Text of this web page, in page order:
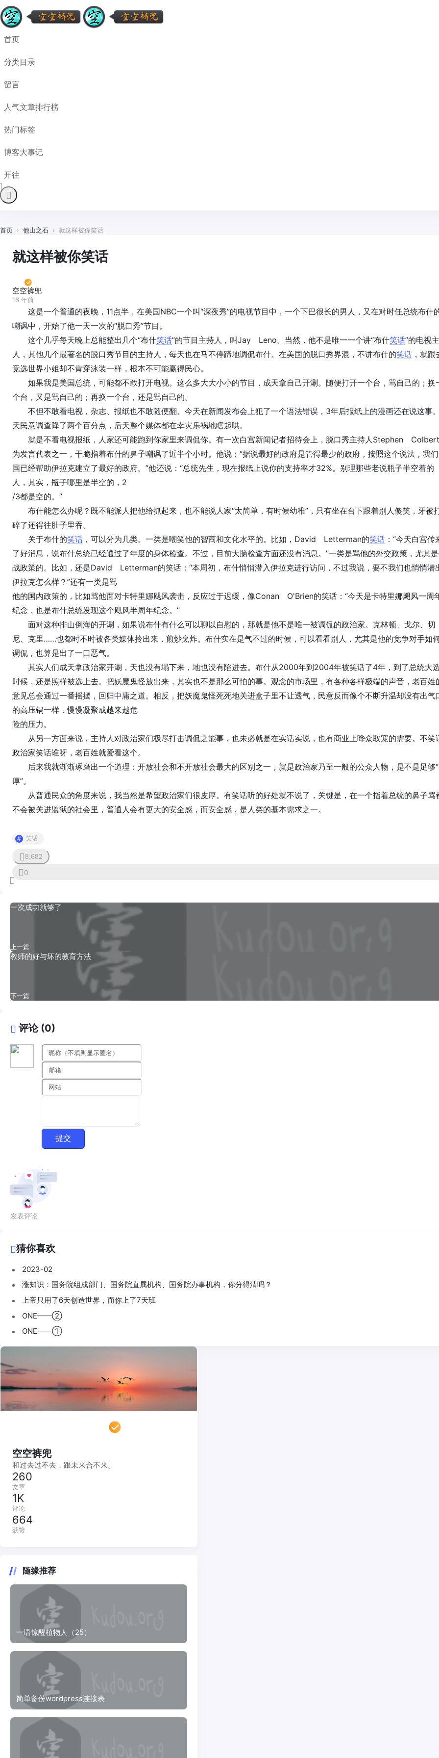
首页
分类目录
留言
人气文章排行榜
热门标签
博客大事记
开往
首页 › 他山之石 › 就这样被你笑话
就这样被你笑话
空空裤兜
16 年前
这是一个普通的夜晚，11点半，在美国NBC一个叫“深夜秀”的电视节目中，一个下巴很长的男人，又在对时任总统布什
嘲讽中，开始了他一天一次的“脱口秀”节目。
这个几乎每天晚上总能整出几个“布什笑话”的节目主持人，叫Jay Leno。当然，他不是唯一一个讲“布什笑话”的电视
人，其他几个最著名的脱口秀节目的主持人，每天也在马不停蹄地调侃布什。在美国的脱口秀界混，不讲布什的笑话 ，就跟
竞选世界小姐却不肯穿泳装一样，根本不可能赢得民心。
如果我是美国总统，可能都不敢打开电视。这么多大大小小的节目，成天拿自己开涮。随便打开一个台，骂自己的；换
个台，又是骂自己的；再换一个台，还是骂自己的。
不但不敢看电视，杂志、报纸也不敢随便翻。今天在新闻发布会上犯了一个语法错误，3年后报纸上的漫画还在说这事
天民意调查降了两个百分点，后天整个媒体都在幸灾乐祸地瞎起哄。
就是不看电视报纸，人家还可能跑到你家里来调侃你。有一次白宫新闻记者招待会上，脱口秀主持人Stephen
为发言代表之一，干脆指着布什的鼻子嘲讽了近半个小时。他说：“据说最好的政府是管得最少的政府，按照这个说法，我
国已经帮助伊拉克建立了最好的政府。”他还说：“总统先生，现在报纸上说你的支持率才32%。别理那些老说瓶子半空着的
人，其实，瓶子哪里是半空的，2
/3都是空的。”
布什能怎么办呢？既不能派人把他给抓起来，也不能说人家“太简单，有时候幼稚”，只有坐在台下跟着别人傻笑，牙被
碎了还得往肚子里吞。
关于布什的笑话 ，可以分为几类。一类是嘲笑他的智商和文化水平的。比如，David Letterman的笑话 ：“今天白宫传
了好消息，说布什总统已经通过了年度的身体检查。不过，目前大脑检查方面还没有消息。”一类是骂他的外交政策，尤其
战政策的。比如，还是David Letterman的笑话：“本周初，布什悄悄潜入伊拉克进行访问，不过我说，要不我们也悄悄潜
伊拉克怎么样？”还有一类是骂
他的国内政策的，比如骂他面对卡特里娜飓风袭击，反应过于迟缓，像Conan O'Brien的笑话：“今天是卡特里娜飓风一周
纪念，也是布什总统发现这个飓风半周年纪念。”
面对这种排山倒海的开涮，如果说布什有什么可以聊以自慰的，那就是他不是唯一被调侃的政治家。克林顿、戈尔、切
尼、克里……也都时不时被各类媒体拎出来，煎炒烹炸。布什实在是气不过的时候，可以看看别人，尤其是他的竞争对手如
调侃，也算是出了一口恶气。
其实人们成天拿政治家开涮，天也没有塌下来，地也没有陷进去。布什从2000年到2004年被笑话了4年，到了总统大
时候，还是照样被选上去。把妖魔鬼怪放出来，其实也不是那么可怕的事。观念的市场里，有各种各样极端的声音，老百姓
意见总会通过一番摇摆，回归中庸之道。相反，把妖魔鬼怪死死地关进盒子里不让透气，民意反而像个不断升温却没有出气
的高压锅一样，慢慢凝聚成越来越危
险的压力。
从另一方面来说，主持人对政治家们极尽打击调侃之能事，也未必就是在实话实说，也有商业上哗众取宠的需要。不笑
政治家笑话谁呀，老百姓就爱看这个。
后来我就渐渐琢磨出一个道理：开放社会和不开放社会最大的区别之一，就是政治家乃至一般的公众人物，是不是足够
厚”。
从普通民众的角度来说，我当然是希望政治家们很皮厚。有笑话听的好处就不说了，关键是，在一个指着总统的鼻子骂
不会被关进监狱的社会里，普通人会有更大的安全感，而安全感，是人类的基本需求之一。
笑话
8,682
0
一次成功就够了
上一篇
教师的好与坏的教育方法
下一篇
评论 (0)
提交
发表评论
猜你喜欢
2023-02
涨知识：国务院组成部门、国务院直属机构、国务院办事机构，你分得清吗？
上帝只用了6天创造世界，而你上了7天班
ONE——②
ONE——①
空空裤兜
和过去过不去，跟未来合不来。
260
文章
1K
评论
664
获赞
随缘推荐
一语惊醒植物人（25）
简单备份wordpress连接表